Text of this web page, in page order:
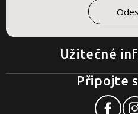
Užitečné
Připojte